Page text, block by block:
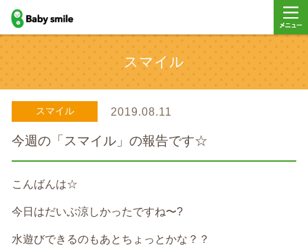
baby smile
スマイル
スマイル 2019.08.11
今週の「スマイル」の報告です☆
こんばんは☆
今日はだいぶ涼しかったですね〜?
水遊びできるのもあとちょっとかな？？